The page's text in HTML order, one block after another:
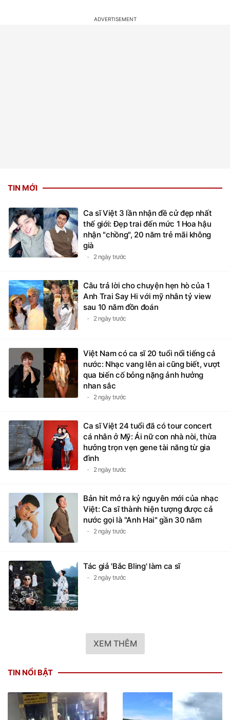
TIN MỚI
Ca sĩ Việt 3 lần nhận đề cử đẹp nhất
thế giới: Đẹp trai đến mức 1 Hoa hậu
nhận "chồng", 20 năm trẻ mãi không
già
2 ngày trước
Câu trả lời cho chuyện hẹn hò của 1
Anh Trai Say Hi với mỹ nhân tỷ view
sau 10 năm đồn đoán
2 ngày trước
Việt Nam có ca sĩ 20 tuổi nổi tiếng cả
nước: Nhạc vang lên ai cũng biết, vượt
qua biến cố bỏng nặng ảnh hưởng
nhan sắc
2 ngày trước
Ca sĩ Việt 24 tuổi đã có tour concert
cá nhân ở Mỹ: Ái nữ con nhà nòi, thừa
hưởng trọn vẹn gene tài năng từ gia
đình
2 ngày trước
Bản hit mở ra kỷ nguyên mới của nhạc
Việt: Ca sĩ thành hiện tượng được cả
nước gọi là "Anh Hai" gần 30 năm
2 ngày trước
Tác giả 'Bắc Bling' làm ca sĩ
2 ngày trước
XEM THÊM
TIN NỔI BẬT